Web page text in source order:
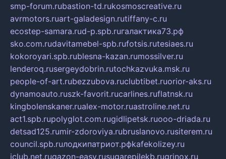
smp-forum.rubastion-td.rukosmoscreative.ru
avrmotors.ruart-galadesign.rutiffany-c.ru
ecostep-samara.rud-p.spb.ruгалактика73.рф
sko.com.rudavitamebel-spb.rufotsis.rutesiaes.ru
kokoroyari.spb.rublesna-kazan.rumossilver.ru
lenderoq.rusergeydobrin.rutochkazvuka.msk.ru
people-of-art.rubezzubova.ruclubtibet.ruorior-aks.ru
dynamoauto.ruszk-favorit.rucarlines.ruflatnsk.ru
kingbolenskaner.rualex-motor.ruastroline.net.ru
act1.spb.rupolyglot.com.rugidlipetsk.ruooo-driada.ru
detsad125.rumir-zdoroviya.rubruslanovo.rusiterem.ru
council.spb.ruлодкипатриот.рфkafekolizey.ru
iclub.net.rugazon-easy.rusugarepilekb.rugrinox.ru